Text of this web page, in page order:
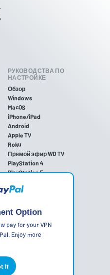
РУКОВОДСТВА ПО
НАСТРОЙКЕ
Обзор
Windows
MacOS
iPhone/iPad
Android
Apple TV
Roku
Прямой эфир WD TV
PlayStation 4
PlayStation 5
Xbox One
Nintendo Wii U
Nintendo Wii
Option
pay for your VPN
Enjoy more
it